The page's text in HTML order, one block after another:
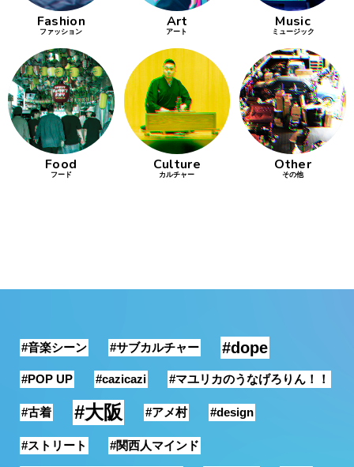
とは応援
立ったら
行動
するよう
ザインを
バファ
ズのキ
ャップ
頓堀
銭湯
Fashion
ファッション
Art
アート
Music
ミュージック
Food
フード
Culture
カルチャー
Other
その他
#音楽シーン #サブカルチャー #dope
#POP UP #cazicazi #マユリカのうなげろりん！！
#古着 #大阪 #アメ村 #design
#ストリート #関西人マインド